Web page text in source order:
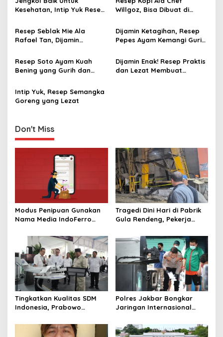
v
i
g
t
o
Kesehatan, Intip Yuk Resep
Willgoz, Bisa Dibuat di
Resep Seblak Mie Ala
Rafael Tan, Dijamin
Dijamin Ketagihan, Resep
Pepes Ayam Kemangi Gurih
Resep Soto Ayam Kuah
Bening yang Gurih dan
Dijamin Enak! Resep Praktis
dan Lezat Membuat
Intip Yuk, Resep Semangka
Goreng yang Lezat
Don't Miss
Modus Penipuan Gunakan
Nama Media IndoFerro
Waspadalah!
Tragedi Dini Hari di Pabrik
Gula Rendeng, Pekerja
Pengangkat Tebu
Tingkatkan Kualitas SDM
Indonesia, Prabowo
hingga Undang Universitas
Terbaik Dunia
Polres Jakbar Bongkar
Jaringan Internasional
Narkoba, 7 Tersangka
Diringkus dan Barang Bukti